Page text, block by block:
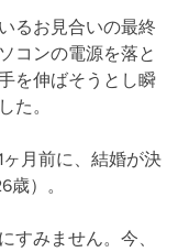
るお見合いの最終
コンの電源を落と
を伸ばそうとし瞬
た。
月前に、結婚が決
歳）。
すみません。今、